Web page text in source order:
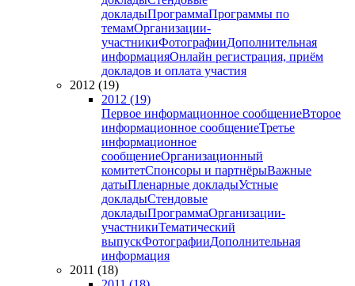
докладыПрограммаПрограммы по
темамОрганизации-
участникиФотографииДополнительная
информацияОнлайн регистрация, приём
докладов и оплата участия
2012 (19)
2012 (19)
Первое информационное сообщениеВторое
информационное сообщениеТретье
информационное
сообщениеОрганизационный
комитетСпонсоры и партнёрыВажные
датыПленарные докладыУстные
докладыСтендовые
докладыПрограммаОрганизации-
участникиТематический
выпускФотографииДополнительная
информация
2011 (18)